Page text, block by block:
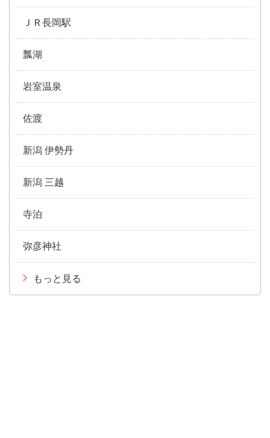
ＪＲ長岡駅
瓢湖
岩室温泉
佐渡
新潟 伊勢丹
新潟 三越
寺泊
弥彦神社
もっと見る